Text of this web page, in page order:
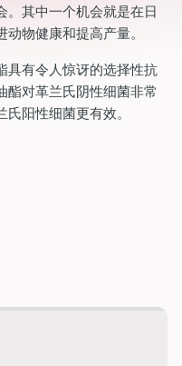
。其中一个机会就是在日
物健康和提高产量。
具有令人惊讶的选择性抗
酯对革兰氏阴性细菌非常
阳性细菌更有效。